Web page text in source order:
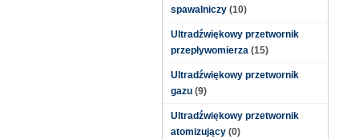
spawalniczy (10)
Ultradźwiękowy przetwornik
przepływomierza (15)
Ultradźwiękowy przetwornik
gazu (9)
Ultradźwiękowy przetwornik
atomizujący (0)